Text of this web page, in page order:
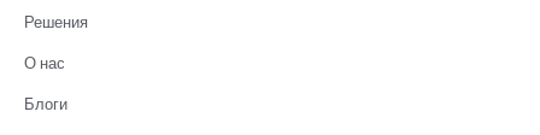
Решения
О нас
Блоги